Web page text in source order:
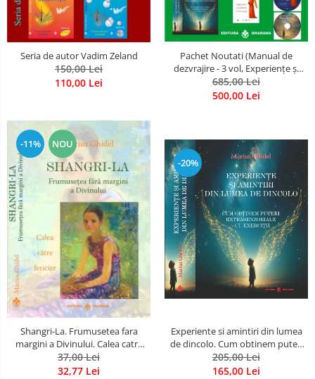
Seria de autor Vadim Zeland
150,00 Lei
110,00 Lei
Pachet Noutati (Manual de
dezvrajire - 3 vol, Experiențe și
amintiri, Rugăciunile
Luceafarului de dimineata) -
685,00 Lei
500,00 Lei
-11% NOU
Shangri-La. Frumusetea fara
margini a Divinului. Calea catre
fericire
37,00 Lei
32,77 Lei
-20%
Experiente si amintiri din lumea
de dincolo. Cum obtinem puteri
extrasenzoriale - cu exercitii
205,00 Lei
165,00 Lei